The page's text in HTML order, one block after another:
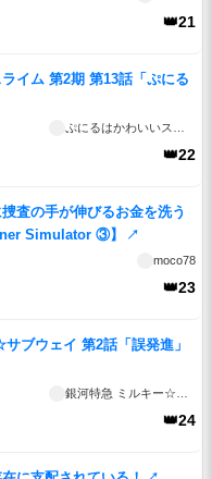
👑21
イム 第2期 第13話「ぷにる
👑22
査の手が伸びるお金を洗う
Simulator ③】
↗
moco78
👑23
ブウェイ 第2話「誤発進」
👑24